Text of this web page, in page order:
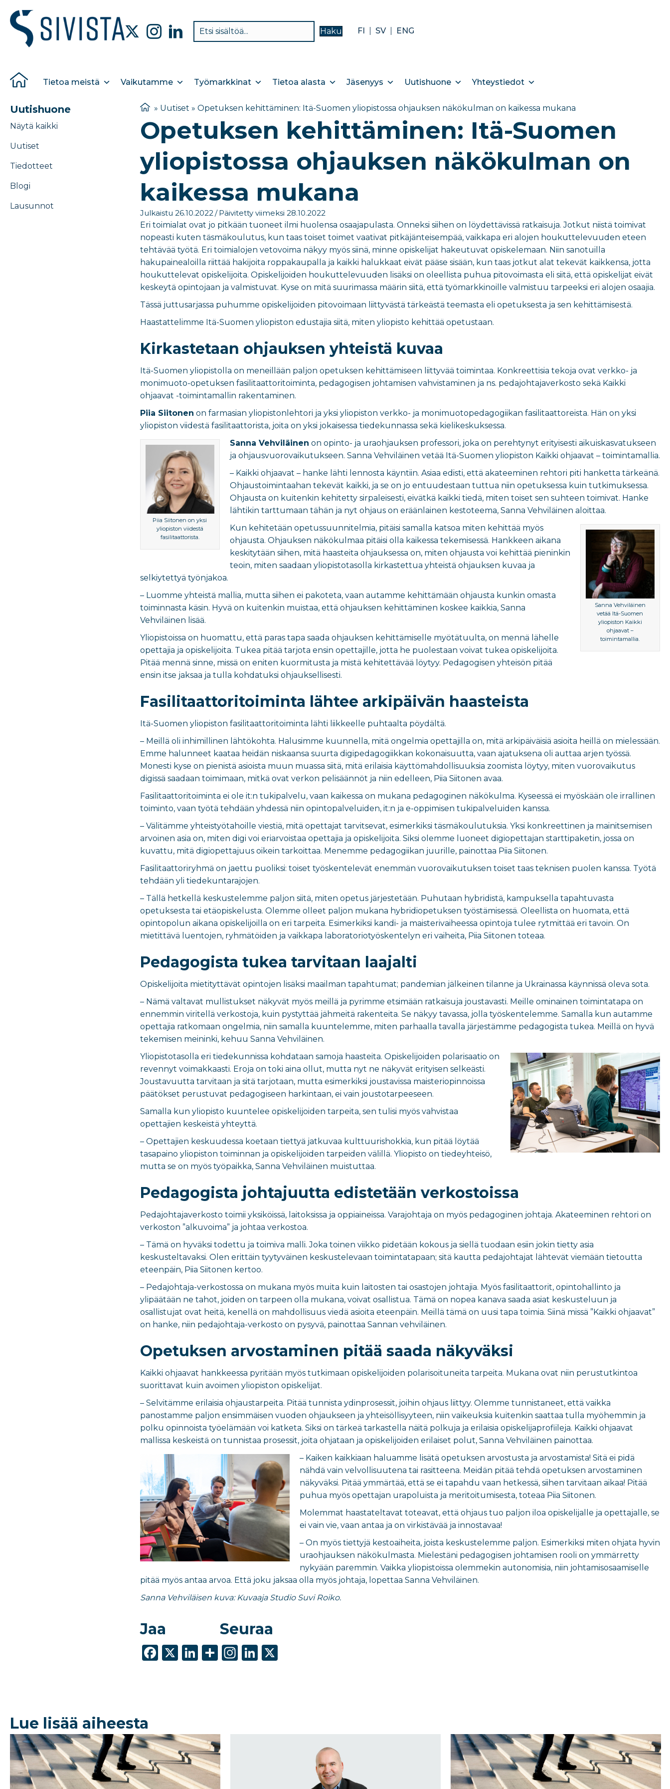
Haku FI SV ENG
Tietoa meistä Vaikutamme Työmarkkinat Tietoa alasta Jäsenyys Uutishuone Yhteystiedot
Uutishuone
Näytä kaikki
Uutiset
Tiedotteet
Blogi
Lausunnot
» Uutiset » Opetuksen kehittäminen: Itä-Suomen yliopistossa ohjauksen näkökulman on kaikessa mukana
Opetuksen kehittäminen: Itä-Suomen
yliopistossa ohjauksen näkökulman on
kaikessa mukana
Julkaistu 26.10.2022/ Päivitetty viimeksi 28.10.2022
Eri toimialat ovat jo pitkään tuoneet ilmi huolensa osaajapulasta. Onneksi siihen on löydettävissä ratkaisuja. Jotkut niistä toimivat
nopeasti kuten täsmäkoulutus, kun taas toiset toimet vaativat pitkäjänteisempää, vaikkapa eri alojen houkuttelevuuden eteen
tehtävää työtä. Eri toimialojen vetovoima näkyy myös siinä, minne opiskelijat hakeutuvat opiskelemaan. Niin sanotuilla
hakupainealoilla riittää hakijoita roppakaupalla ja kaikki halukkaat eivät pääse sisään, kun taas jotkut alat tekevät kaikkensa, jotta
houkuttelevat opiskelijoita. Opiskelijoiden houkuttelevuuden lisäksi on oleellista puhua pitovoimasta eli siitä, että opiskelijat eivät
keskeytä opintojaan ja valmistuvat. Kyse on mitä suurimassa määrin siitä, että työmarkkinoille valmistuu tarpeeksi eri alojen osaajia.
Tässä juttusarjassa puhumme opiskelijoiden pitovoimaan liittyvästä tärkeästä teemasta eli opetuksesta ja sen kehittämisestä.
Haastattelimme Itä-Suomen yliopiston edustajia siitä, miten yliopisto kehittää opetustaan.
Kirkastetaan ohjauksen yhteistä kuvaa
Itä-Suomen yliopistolla on meneillään paljon opetuksen kehittämiseen liittyvää toimintaa. Konkreettisia tekoja ovat verkko- ja
monimuoto-opetuksen fasilitaattoritoiminta, pedagogisen johtamisen vahvistaminen ja ns. pedajohtajaverkosto sekä Kaikki
ohjaavat -toimintamallin rakentaminen.
Piia Siitonen on farmasian yliopistonlehtori ja yksi yliopiston verkko- ja monimuotopedagogiikan fasilitaattoreista. Hän on yksi
yliopiston viidestä fasilitaattorista, joita on yksi jokaisessa tiedekunnassa sekä kielikeskuksessa.
Piia Siitonen on yksi
yliopiston viidestä
fasilitaattorista.
Sanna Vehviläinen on opinto- ja uraohjauksen professori, joka on perehtynyt erityisesti aikuiskasvatukseen
ja ohjausvuorovaikutukseen. Sanna Vehviläinen vetää Itä-Suomen yliopiston Kaikki ohjaavat – toimintamallia.
– Kaikki ohjaavat – hanke lähti lennosta käyntiin. Asiaa edisti, että akateeminen rehtori piti hanketta tärkeänä.
Ohjaustoimintaahan tekevät kaikki, ja se on jo entuudestaan tuttua niin opetuksessa kuin tutkimuksessa.
Ohjausta on kuitenkin kehitetty sirpaleisesti, eivätkä kaikki tiedä, miten toiset sen suhteen toimivat. Hanke
lähtikin tarttumaan tähän ja nyt ohjaus on eräänlainen kestoteema, Sanna Vehviläinen aloittaa.
Sanna Vehviläinen
vetää Itä-Suomen
yliopiston Kaikki
ohjaavat –
toimintamallia.
Kun kehitetään opetussuunnitelmia, pitäisi samalla katsoa miten kehittää myös
ohjausta. Ohjauksen näkökulmaa pitäisi olla kaikessa tekemisessä. Hankkeen aikana
keskitytään siihen, mitä haasteita ohjauksessa on, miten ohjausta voi kehittää pieninkin
teoin, miten saadaan yliopistotasolla kirkastettua yhteistä ohjauksen kuvaa ja
selkiytettyä työnjakoa.
– Luomme yhteistä mallia, mutta siihen ei pakoteta, vaan autamme kehittämään ohjausta kunkin omasta
toiminnasta käsin. Hyvä on kuitenkin muistaa, että ohjauksen kehittäminen koskee kaikkia, Sanna
Vehviläinen lisää.
Yliopistoissa on huomattu, että paras tapa saada ohjauksen kehittämiselle myötätuulta, on mennä lähelle
opettajia ja opiskelijoita. Tukea pitää tarjota ensin opettajille, jotta he puolestaan voivat tukea opiskelijoita.
Pitää mennä sinne, missä on eniten kuormitusta ja mistä kehitettävää löytyy. Pedagogisen yhteisön pitää
ensin itse jaksaa ja tulla kohdatuksi ohjauksellisesti.
Fasilitaattoritoiminta lähtee arkipäivän haasteista
Itä-Suomen yliopiston fasilitaattoritoiminta lähti liikkeelle puhtaalta pöydältä.
– Meillä oli inhimillinen lähtökohta. Halusimme kuunnella, mitä ongelmia opettajilla on, mitä arkipäiväisiä asioita heillä on mielessään.
Emme halunneet kaataa heidän niskaansa suurta digipedagogiikkan kokonaisuutta, vaan ajatuksena oli auttaa arjen työssä.
Monesti kyse on pienistä asioista muun muassa siitä, mitä erilaisia käyttömahdollisuuksia zoomista löytyy, miten vuorovaikutus
digissä saadaan toimimaan, mitkä ovat verkon pelisäännöt ja niin edelleen, Piia Siitonen avaa.
Fasilitaattoritoiminta ei ole it:n tukipalvelu, vaan kaikessa on mukana pedagoginen näkökulma. Kyseessä ei myöskään ole irrallinen
toiminto, vaan työtä tehdään yhdessä niin opintopalveluiden, it:n ja e-oppimisen tukipalveluiden kanssa.
– Välitämme yhteistyötahoille viestiä, mitä opettajat tarvitsevat, esimerkiksi täsmäkoulutuksia. Yksi konkreettinen ja mainitsemisen
arvoinen asia on, miten digi voi eriarvoistaa opettajia ja opiskelijoita. Siksi olemme luoneet digiopettajan starttipaketin, jossa on
kuvattu, mitä digiopettajuus oikein tarkoittaa. Menemme pedagogiikan juurille, painottaa Piia Siitonen.
Fasilitaattoriryhmä on jaettu puoliksi: toiset työskentelevät enemmän vuorovaikutuksen toiset taas teknisen puolen kanssa. Työtä
tehdään yli tiedekuntarajojen.
– Tällä hetkellä keskustelemme paljon siitä, miten opetus järjestetään. Puhutaan hybridistä, kampuksella tapahtuvasta
opetuksesta tai etäopiskelusta. Olemme olleet paljon mukana hybridiopetuksen työstämisessä. Oleellista on huomata, että
opintopolun aikana opiskelijoilla on eri tarpeita. Esimerkiksi kandi- ja maisterivaiheessa opintoja tulee rytmittää eri tavoin. On
mietittävä luentojen, ryhmätöiden ja vaikkapa laboratoriotyöskentelyn eri vaiheita, Piia Siitonen toteaa.
Pedagogista tukea tarvitaan laajalti
Opiskelijoita mietityttävät opintojen lisäksi maailman tapahtumat; pandemian jälkeinen tilanne ja Ukrainassa käynnissä oleva sota.
– Nämä valtavat mullistukset näkyvät myös meillä ja pyrimme etsimään ratkaisuja joustavasti. Meille ominainen toimintatapa on
ennemmin viritellä verkostoja, kuin pystyttää jähmeitä rakenteita. Se näkyy tavassa, jolla työskentelemme. Samalla kun autamme
opettajia ratkomaan ongelmia, niin samalla kuuntelemme, miten parhaalla tavalla järjestämme pedagogista tukea. Meillä on hyvä
tekemisen meininki, kehuu Sanna Vehviläinen.
Yliopistotasolla eri tiedekunnissa kohdataan samoja haasteita. Opiskelijoiden polarisaatio on
revennyt voimakkaasti. Eroja on toki aina ollut, mutta nyt ne näkyvät erityisen selkeästi.
Joustavuutta tarvitaan ja sitä tarjotaan, mutta esimerkiksi joustavissa maisteriopinnoissa
päätökset perustuvat pedagogiseen harkintaan, ei vain joustotarpeeseen.
Samalla kun yliopisto kuuntelee opiskelijoiden tarpeita, sen tulisi myös vahvistaa
opettajien keskeistä yhteyttä.
– Opettajien keskuudessa koetaan tiettyä jatkuvaa kulttuurishokkia, kun pitää löytää
tasapaino yliopiston toiminnan ja opiskelijoiden tarpeiden välillä. Yliopisto on tiedeyhteisö,
mutta se on myös työpaikka, Sanna Vehviläinen muistuttaa.
Pedagogista johtajuutta edistetään verkostoissa
Pedajohtajaverkosto toimii yksiköissä, laitoksissa ja oppiaineissa. Varajohtaja on myös pedagoginen johtaja. Akateeminen rehtori on
verkoston ”alkuvoima” ja johtaa verkostoa.
– Tämä on hyväksi todettu ja toimiva malli. Joka toinen viikko pidetään kokous ja siellä tuodaan esiin jokin tietty asia
keskusteltavaksi. Olen erittäin tyytyväinen keskustelevaan toimintatapaan; sitä kautta pedajohtajat lähtevät viemään tietoutta
eteenpäin, Piia Siitonen kertoo.
– Pedajohtaja-verkostossa on mukana myös muita kuin laitosten tai osastojen johtajia. Myös fasilitaattorit, opintohallinto ja
ylipäätään ne tahot, joiden on tarpeen olla mukana, voivat osallistua. Tämä on nopea kanava saada asiat keskusteluun ja
osallistujat ovat heitä, kenellä on mahdollisuus viedä asioita eteenpäin. Meillä tämä on uusi tapa toimia. Siinä missä ”Kaikki ohjaavat”
on hanke, niin pedajohtaja-verkosto on pysyvä, painottaa Sannan vehviläinen.
Opetuksen arvostaminen pitää saada näkyväksi
Kaikki ohjaavat hankkeessa pyritään myös tutkimaan opiskelijoiden polarisoituneita tarpeita. Mukana ovat niin perustutkintoa
suorittavat kuin avoimen yliopiston opiskelijat.
– Selvitämme erilaisia ohjaustarpeita. Pitää tunnista ydinprosessit, joihin ohjaus liittyy. Olemme tunnistaneet, että vaikka
panostamme paljon ensimmäisen vuoden ohjaukseen ja yhteisöllisyyteen, niin vaikeuksia kuitenkin saattaa tulla myöhemmin ja
polku opinnoista työelämään voi katketa. Siksi on tärkeä tarkastella näitä polkuja ja erilaisia opiskelijaprofiileja. Kaikki ohjaavat
mallissa keskeistä on tunnistaa prosessit, joita ohjataan ja opiskelijoiden erilaiset polut, Sanna Vehviläinen painottaa.
– Kaiken kaikkiaan haluamme lisätä opetuksen arvostusta ja arvostamista! Sitä ei pidä
nähdä vain velvollisuutena tai rasitteena. Meidän pitää tehdä opetuksen arvostaminen
näkyväksi. Pitää ymmärtää, että se ei tapahdu vaan hetkessä, siihen tarvitaan aikaa! Pitää
puhua myös opettajan urapoluista ja meritoitumisesta, toteaa Piia Siitonen.
Molemmat haastateltavat toteavat, että ohjaus tuo paljon iloa opiskelijalle ja opettajalle, se
ei vain vie, vaan antaa ja on virkistävää ja innostavaa!
– On myös tiettyjä kestoaiheita, joista keskustelemme paljon. Esimerkiksi miten ohjata hyvin
uraohjauksen näkökulmasta. Mielestäni pedagogisen johtamisen rooli on ymmärretty
nykyään paremmin. Vaikka yliopistoissa olemmekin autonomisia, niin johtamisosaamiselle
pitää myös antaa arvoa. Että joku jaksaa olla myös johtaja, lopettaa Sanna Vehviläinen.
Sanna Vehviläisen kuva: Kuvaaja Studio Suvi Roiko.
Jaa
F
o
o
k
X Li
n
S
Seuraa
In
m
Li
n
X
Lue lisää aiheesta